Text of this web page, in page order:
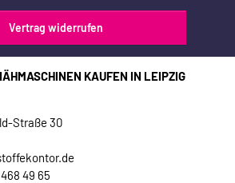
Vertrag widerrufen
KAUFEN IN LEIPZIG
Straße 30
49 65